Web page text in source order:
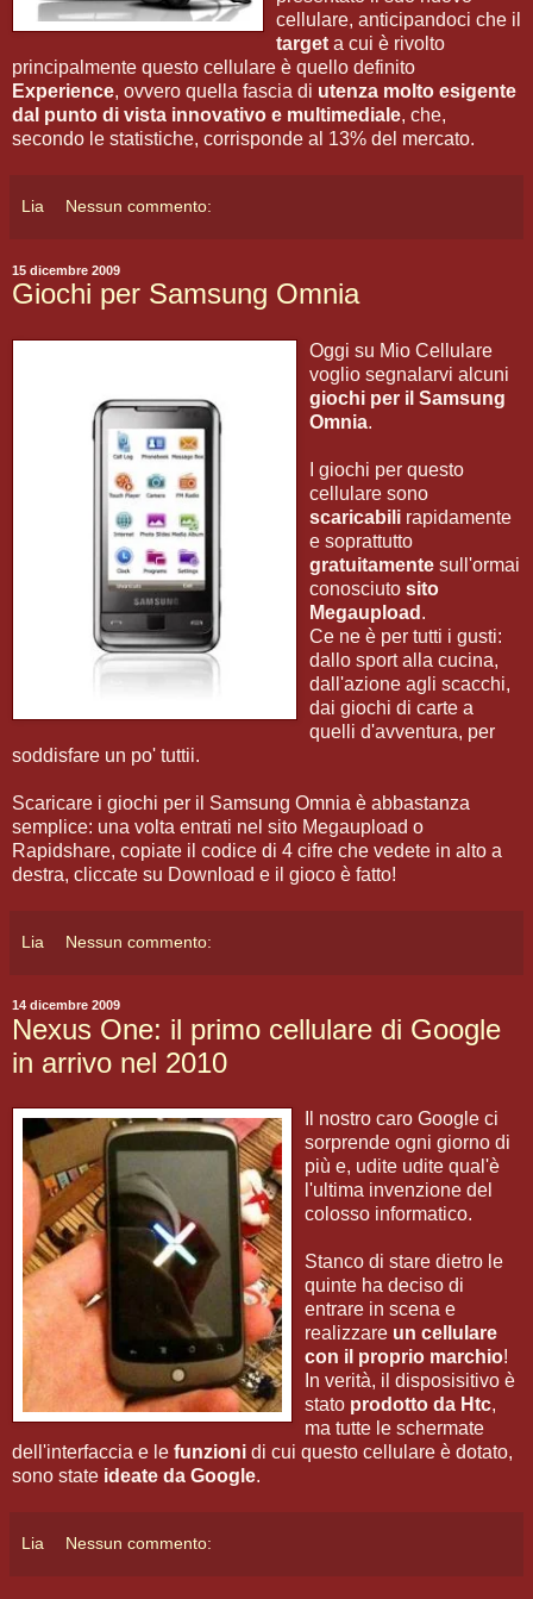
cellulare, anticipandoci che il
target a cui è rivolto
principalmente questo cellulare è quello definito
Experience, ovvero quella fascia di utenza molto esigente
dal punto di vista innovativo e multimediale, che,
secondo le statistiche, corrisponde al 13% del mercato.
Lia Nessun commento:
15 dicembre 2009
Giochi per Samsung Omnia
Oggi su Mio Cellulare
voglio segnalarvi alcuni
giochi per il Samsung
Omnia.
I giochi per questo
cellulare sono
scaricabili rapidamente
e soprattutto
gratuitamente sull'ormai
conosciuto sito
Megaupload .
Ce ne è per tutti i gusti:
dallo sport alla cucina,
dall'azione agli scacchi,
dai giochi di carte a
quelli d'avventura, per
soddisfare un po' tuttii.
Scaricare i giochi per il Samsung Omnia è abbastanza
semplice: una volta entrati nel sito Megaupload o
Rapidshare, copiate il codice di 4 cifre che vedete in alto a
destra, cliccate su Download e il gioco è fatto!
Lia Nessun commento:
14 dicembre 2009
Nexus One: il primo cellulare di Google
in arrivo nel 2010
Il nostro caro Google ci
sorprende ogni giorno di
più e, udite udite qual'è
l'ultima invenzione del
colosso informatico.
Stanco di stare dietro le
quinte ha deciso di
entrare in scena e
realizzare un cellulare
con il proprio marchio!
In verità, il disposisitivo è
stato prodotto da Htc,
ma tutte le schermate
dell'interfaccia e le funzioni di cui questo cellulare è dotato,
sono state ideate da Google.
Lia Nessun commento: